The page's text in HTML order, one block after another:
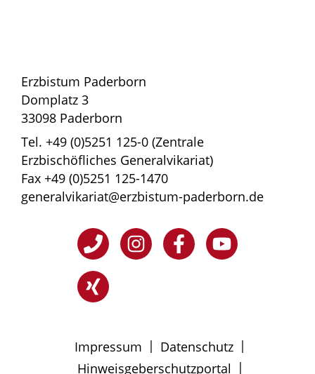
Erzbistum Paderborn
Domplatz 3
33098 Paderborn
Tel. +49 (0)5251 125-0 (Zentrale
Erzbischöfliches Generalvikariat)
Fax +49 (0)5251 125-1470
generalvikariat@erzbistum-paderborn.de
Impressum | Datenschutz |
Hinweisgeberschutzportal |